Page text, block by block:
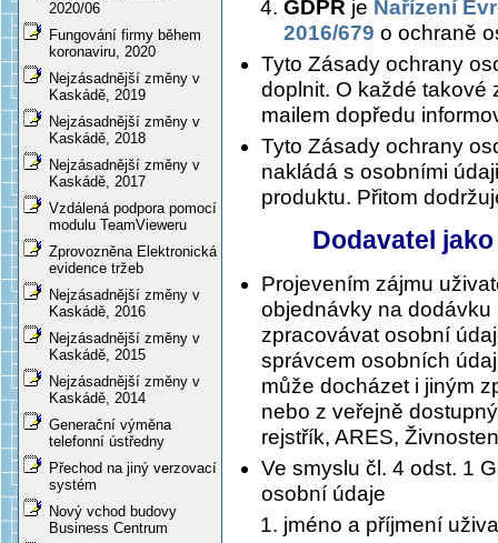
2020/06
Fungování firmy během
koronaviru, 2020
Nejzásadnější změny v
Kaskádě, 2019
Nejzásadnější změny v
Kaskádě, 2018
Nejzásadnější změny v
Kaskádě, 2017
Vzdálená podpora pomocí
modulu TeamVieweru
Zprovozněna Elektronická
evidence tržeb
Nejzásadnější změny v
Kaskádě, 2016
Nejzásadnější změny v
Kaskádě, 2015
Nejzásadnější změny v
Kaskádě, 2014
Generační výměna
telefonní ústředny
Přechod na jiný verzovací
systém
Nový vchod budovy
Business Centrum
GDPR je Nařízení
2016/679 o ochraně
Tyto Zásady ochrany
doplnit. O každé takové
mailem dopředu
Tyto Zásady ochrany
nakládá s osobními
produktu. Přitom
Dodavatel
Projevením zájmu
objednávky na
zpracovávat osobní
správcem osobních
může docházet i jiným
nebo z veřejně
rejstřík, ARES,
Ve smyslu čl. 4 odst. 1
osobní údaje
jméno a příjmení